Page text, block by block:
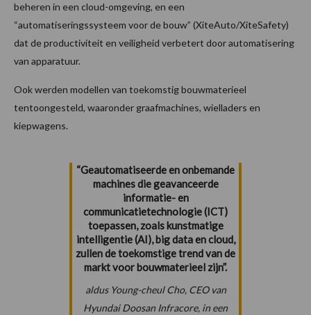
beheren in een cloud-omgeving, en een
“automatiseringssysteem voor de bouw” (XiteAuto/XiteSafety)
dat de productiviteit en veiligheid verbetert door automatisering
van apparatuur.
Ook werden modellen van toekomstig bouwmaterieel
tentoongesteld, waaronder graafmachines, wielladers en
kiepwagens.
“Geautomatiseerde en onbemande
machines die geavanceerde
informatie- en
communicatietechnologie (ICT)
toepassen, zoals kunstmatige
intelligentie (AI), big data en cloud,
zullen de toekomstige trend van de
markt voor bouwmaterieel zijn”.
aldus Young-cheul Cho, CEO van
Hyundai Doosan Infracore, in een